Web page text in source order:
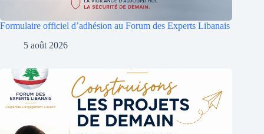
Formulaire officiel d’adhésion au Forum des Experts Libanais
5 août 2026